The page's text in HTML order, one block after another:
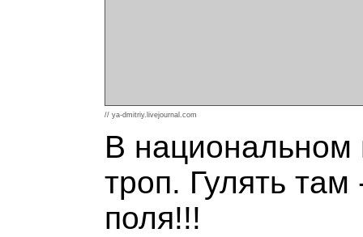
// ya-dmitriy.livejournal.com
В национальном
троп. Гулять
поля!!!